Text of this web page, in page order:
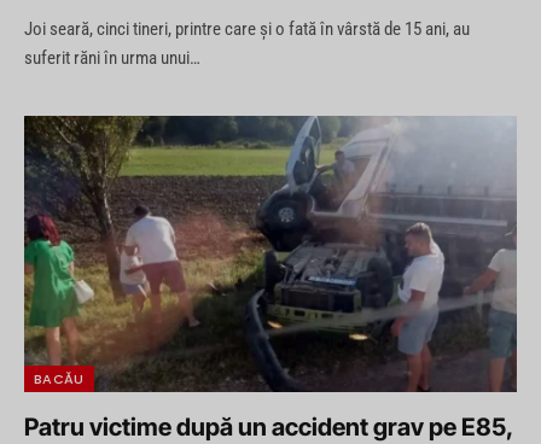
Joi seară, cinci tineri, printre care și o fată în vârstă de 15 ani, au
suferit răni în urma unui…
BACĂU
Patru victime după un accident grav pe E85,